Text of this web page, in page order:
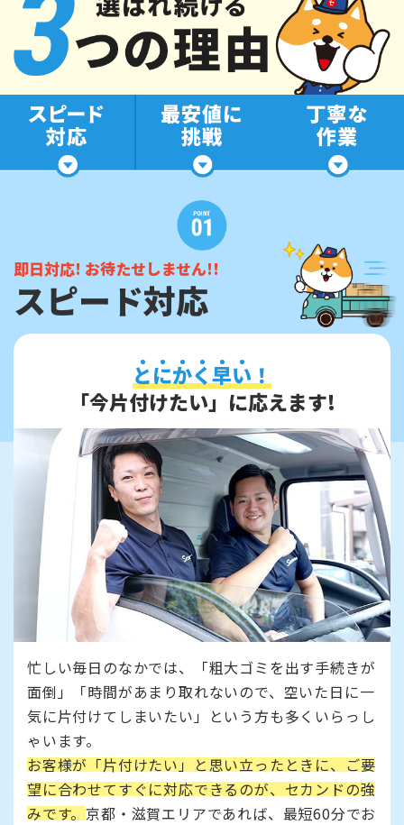
即日対応! お待たせしません!!
スピード対応
とにかく早い ！
「今片付けたい」に応えます!
忙しい毎日のなかでは、「粗大ゴミを出す手続きが
面倒」「時間があまり取れないので、空いた日に一
気に片付けてしまいたい」という方も多くいらっし
ゃいます。
お客様が「片付けたい」と思い立ったときに、ご要
望に合わせてすぐに対応できるのが、セカンドの強
みです。京都・滋賀エリアであれば、最短60分でお